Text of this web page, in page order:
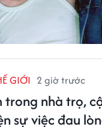
GIỚI 2 giờ trước
trong nhà trọ,
sự việc đau